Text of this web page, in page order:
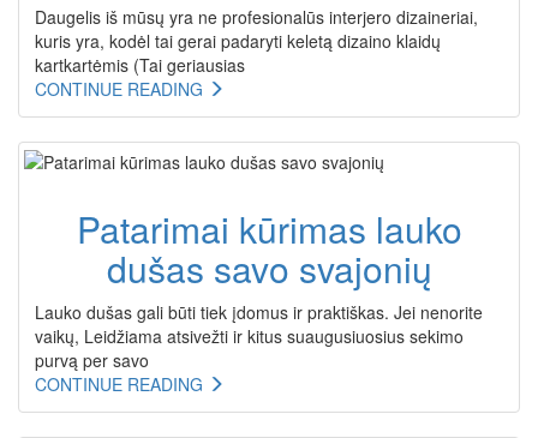
Daugelis iš mūsų yra ne profesionalūs interjero dizaineriai,
kuris yra, kodėl tai gerai padaryti keletą dizaino klaidų
kartkartėmis (Tai geriausias
CONTINUE READING
Patarimai kūrimas lauko
dušas savo svajonių
Lauko dušas gali būti tiek įdomus ir praktiškas. Jei nenorite
vaikų, Leidžiama atsivežti ir kitus suaugusiuosius sekimo
purvą per savo
CONTINUE READING